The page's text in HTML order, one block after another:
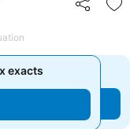
Partager
exacts
exacts